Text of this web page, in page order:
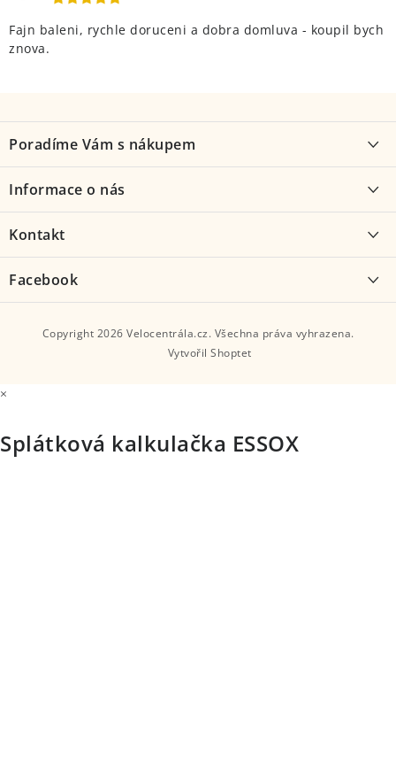
Fajn baleni, rychle doruceni a dobra domluva - koupil bych
znova.
á
p
a
Poradíme Vám s nákupem
Jak vybrat kolo
Možnosti dopravy
Obchodní podmínky
Podmínky nákupu na splátky Essox
Informace o nás
Kontakt
Služby
Kontakt
Hostovlice 116, 285 62
Zavolejte nám:
info@velocentrala.cz
Facebook
Vytvořil Shoptet
Copyright 2026 Velocentrála.cz. Všechna práva vyhrazena.
×
Splátková kalkulačka ESSOX